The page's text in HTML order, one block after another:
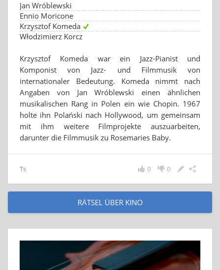
Jan Wróblewski
Ennio Moricone
Krzysztof Komeda
Włodzimierz Korcz
Krzysztof Komeda war ein Jazz-Pianist und
Komponist von Jazz- und Filmmusik von
internationaler Bedeutung. Komeda nimmt nach
Angaben von Jan Wróblewski einen ähnlichen
musikalischen Rang in Polen ein wie Chopin. 1967
holte ihn Polański nach Hollywood, um gemeinsam
mit ihm weitere Filmprojekte auszuarbeiten,
darunter die Filmmusik zu Rosemaries Baby.
Ts 0
0
RÄTSEL ÜBER KINO